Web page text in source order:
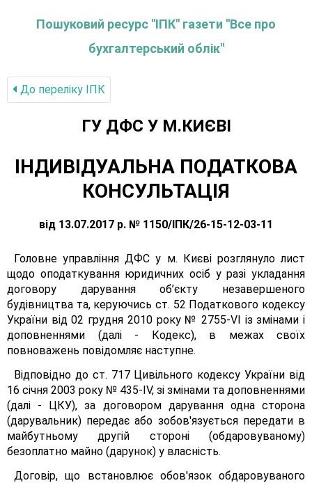
Пошуковий ресурс "ІПК" газети "Все про
бухгалтерський облік"
До переліку IПК
ГУ ДФС У М.КИЄВI
ІНДИВІДУАЛЬНА ПОДАТКОВА
КОНСУЛЬТАЦІЯ
від 13.07.2017 р. № 1150/ІПК/26-15-12-03-11
Головне управління ДФС у м. Києві розглянуло лист
щодо оподаткування юридичних осіб у разі укладання
договору дарування об’єкту незавершеного
будівництва та, керуючись ст. 52 Податкового кодексу
України від 02 грудня 2010 року № 2755-VІ із змінами і
доповненнями (далі - Кодекс), в межах своїх
повноважень повідомляє наступне.
Відповідно до ст. 717 Цивільного кодексу України від
16 січня 2003 року № 435-ІV, зі змінами та доповненнями
(далі - ЦКУ), за договором дарування одна сторона
(дарувальник) передає або зобов'язується передати в
майбутньому другій стороні (обдаровуваному)
безоплатно майно (дарунок) у власність.
Договір, що встановлює обов'язок обдаровуваного